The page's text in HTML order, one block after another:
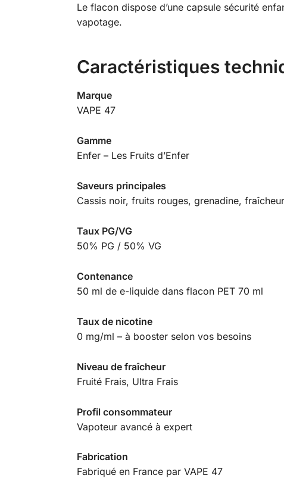
Le flacon dispose d’une capsule sécurité
vapotage.
Caractéristiques
Marque
VAPE 47
Gamme
Enfer – Les Fruits d’Enfer
Saveurs principales
Cassis noir, fruits rouges, grenadine,
Taux PG/VG
50% PG / 50% VG
Contenance
50 ml de e-liquide dans flacon PET 70 ml
Taux de nicotine
0 mg/ml – à booster selon vos besoins
Niveau de fraîcheur
Fruité Frais, Ultra Frais
Profil consommateur
Vapoteur avancé à expert
Fabrication
Fabriqué en France par VAPE 47